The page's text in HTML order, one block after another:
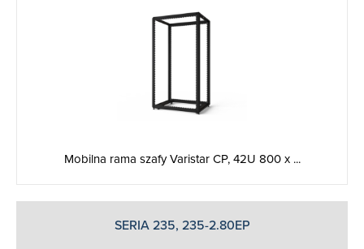
Mobilna rama szafy Varistar CP, 42U 800 x ...
SERIA 235, 235-2.80EP